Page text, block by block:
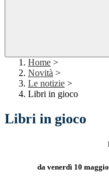
Home >
Novità >
Le notizie >
Libri in gioco
Libri in gioco
da venerdì 10